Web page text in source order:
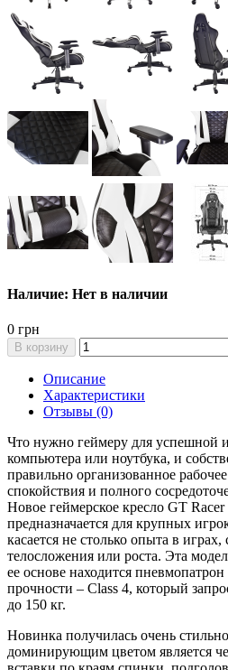
Наличие: Нет в наличии
0 грн
В корзину
Описание
Характеристики
Отзывы (0)
Что нужно геймеру для
компьютера или ноутбука, и
правильно организованное
спокойствия и полного
Новое геймерское кресло GT
предназначается для крупных
касается не столько опыта в играх,
телосложения или роста. Эта
ее основе находится
прочности – Class 4, который
до 150 кг.
Новинка получилась очень
доминирующим цветом является